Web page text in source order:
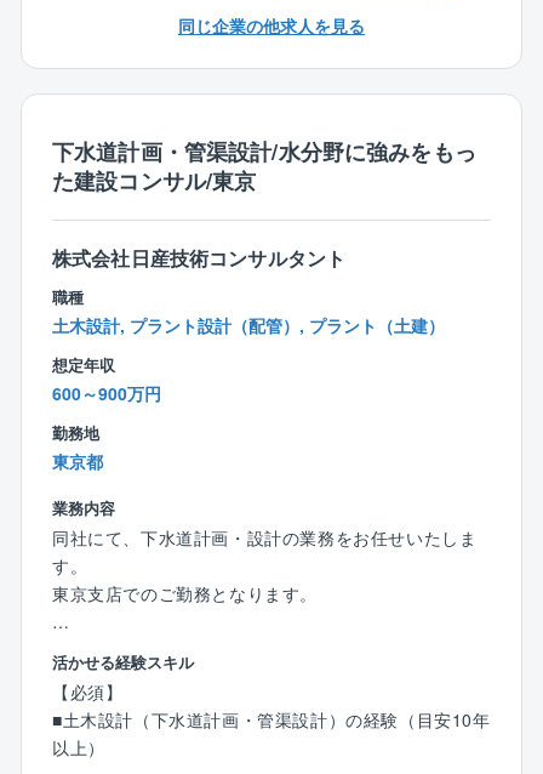
・タンク、熱交換器などの機器設計
・現地調査や設計内容の確認を目的とした現場対応
・顧客、施工・保全・機器・電気計装など関係部署と
の技術調整
■勤務環境：
・設計業務が中心となるため、オフィスワーク主体の
・長期出張は年1～2回程度で、期間は最長でも約2週間
です
・AutoCAD、EYECAD、Plant 3Dなどの設計ツールを
・配管自動ルーティング、ARなど、設計品質
・業務効率向上に向けたデジタル技術の活用にも取り
組んでいます
・配管設計を中心に、機器設計まで幅広い技術領域に
・現場確認の機会もあり、設計から施工まで一貫して
理解を深められる環境です
・経験豊富な先輩社員から実務を通じて配管設計の基
礎から応用まで学べます
・各地区のエンジニアや関係部署と連携しながら、チ
ームで設計を進めています
■本ポジションの魅力
・プラント設計の中核となる配管設計の専門性を高め
同じ企業の他求人を見る
下水道計画・管渠設計/水分野に強みをもっ
た建設コンサル/東京
株式会社日産技術コンサルタント
職種
土木設計, プラント設計（配管）, プラント（土建）
想定年収
600～900万円
勤務地
東京都
業務内容
同社にて、下水道計画・設計の業務をお任せいたしま
す。
東京支店でのご勤務となります。
【具体的には】
■計画業務（基本計画、事業認可計画等）
■下水道管渠設計（開削工法、推進工法、シールド工、
管更生工法等）
※官公庁発注案件がメインです。
活かせる経験スキル
【必須】
■土木設計（下水道計画・管渠設計）の経験（目安10年
以上）